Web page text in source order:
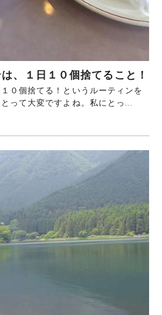
、１日１０個捨てること！
０個捨てる！というルーティンを
って大変ですよね。私にとっ...